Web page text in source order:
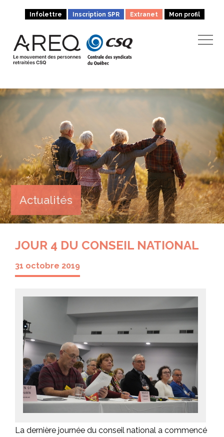
Infolettre Inscription SPR Extranet Mon profil
Actualités
JOUR 4 DU CONSEIL NATIONAL
31 octobre 2019
La dernière journée du conseil national a commencé